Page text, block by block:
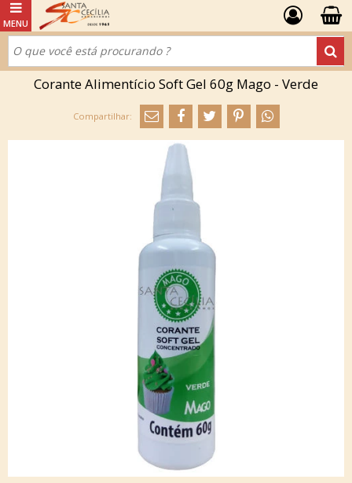
Corante Alimentício Soft Gel 60g Mago - Verde